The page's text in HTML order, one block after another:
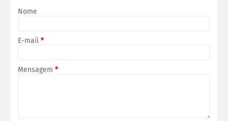
Nome
E-mail *
Mensagem *